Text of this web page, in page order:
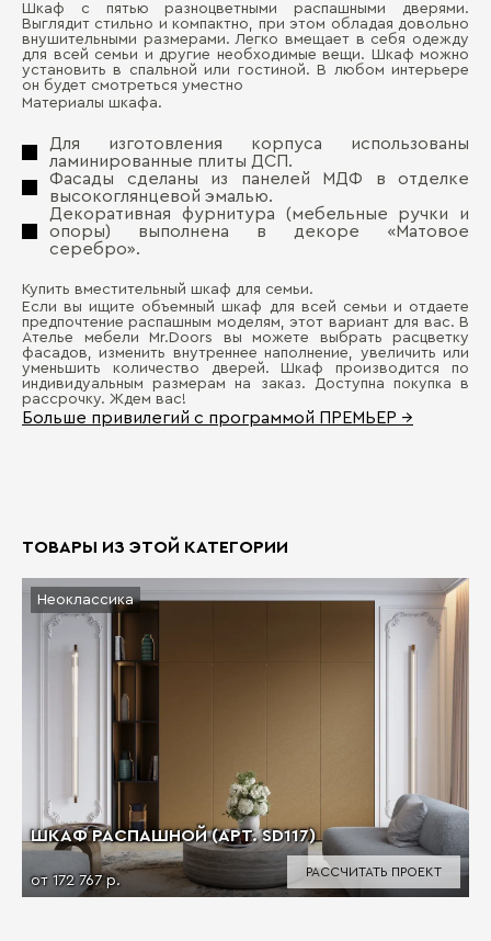
Шкаф с пятью разноцветными распашными дверями.
Выглядит стильно и компактно, при этом обладая довольно
внушительными размерами. Легко вмещает в себя одежду
для всей семьи и другие необходимые вещи. Шкаф можно
установить в спальной или гостиной. В любом интерьере
он будет смотреться уместно
Материалы шкафа.
Для изготовления корпуса использованы
ламинированные плиты ДСП.
Фасады сделаны из панелей МДФ в отделке
высокоглянцевой эмалью.
Декоративная фурнитура (мебельные ручки и
опоры) выполнена в декоре «Матовое
серебро».
Купить вместительный шкаф для семьи.
Если вы ищите объемный шкаф для всей семьи и отдаете
предпочтение распашным моделям, этот вариант для вас. В
Ателье мебели Mr.Doors вы можете выбрать расцветку
фасадов, изменить внутреннее наполнение, увеличить или
уменьшить количество дверей. Шкаф производится по
индивидуальным размерам на заказ. Доступна покупка в
рассрочку. Ждем вас!
Больше привилегий с программой ПРЕМЬЕР →
ТОВАРЫ ИЗ ЭТОЙ КАТЕГОРИИ
ШКАФ РАСПАШНОЙ (АРТ. SD117)
от 172 767 р.
Неоклассика
РАССЧИТАТЬ ПРОЕКТ